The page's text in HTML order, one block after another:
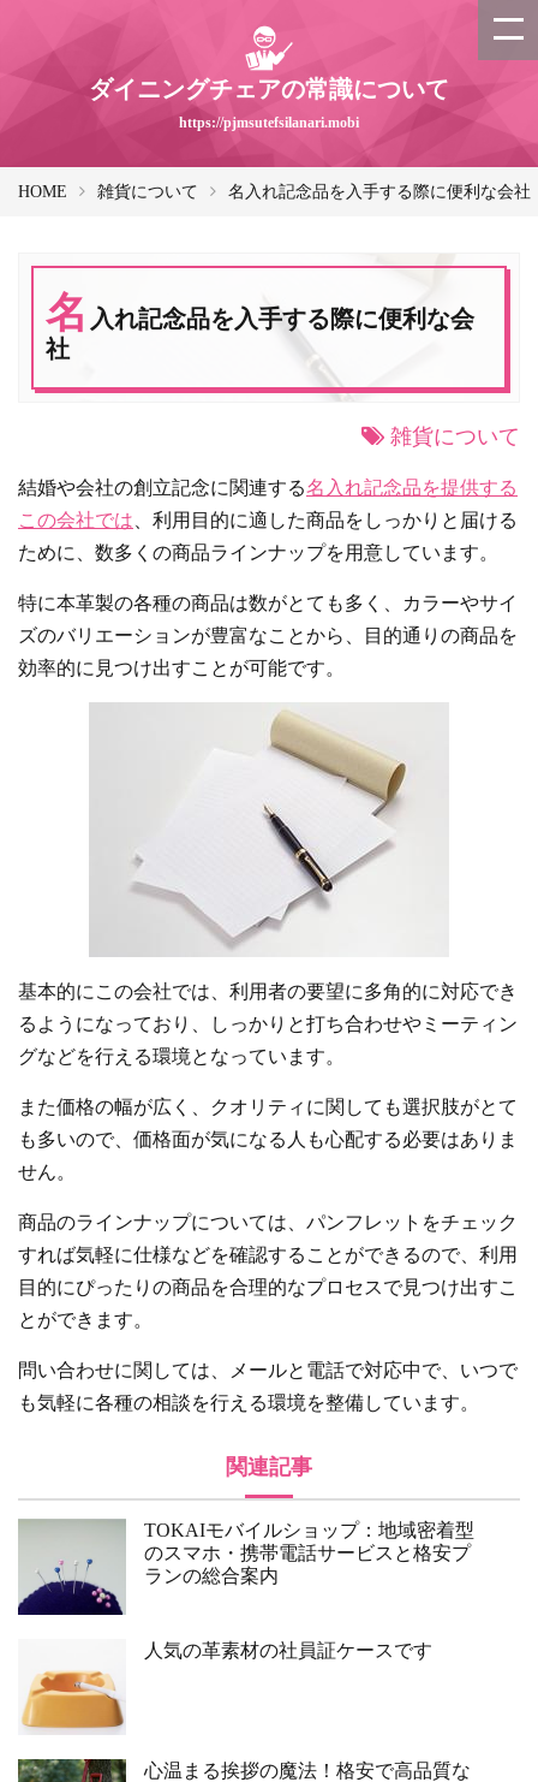
ダイニングチェアの常識について
https://pjmsutefsilanari.mobi
HOME 雑貨について 名入れ記念品を入手する際に便利な会社
名 入れ記念品を入手する際に便利な会
社
雑貨について
結婚や会社の創立記念に関連する名入れ記念品を提供する
この会社では 、利用目的に適した商品をしっかりと届ける
ために、数多くの商品ラインナップを用意しています。
特に本革製の各種の商品は数がとても多く、カラーやサイ
ズのバリエーションが豊富なことから、目的通りの商品を
効率的に見つけ出すことが可能です。
基本的にこの会社では、利用者の要望に多角的に対応でき
るようになっており、しっかりと打ち合わせやミーティン
グなどを行える環境となっています。
また価格の幅が広く、クオリティに関しても選択肢がとて
も多いので、価格面が気になる人も心配する必要はありま
せん。
商品のラインナップについては、パンフレットをチェック
すれば気軽に仕様などを確認することができるので、利用
目的にぴったりの商品を合理的なプロセスで見つけ出すこ
とができます。
問い合わせに関しては、メールと電話で対応中で、いつで
も気軽に各種の相談を行える環境を整備しています。
関連記事
TOKAIモバイルショップ：地域密着型
のスマホ・携帯電話サービスと格安プ
ランの総合案内
人気の革素材の社員証ケースです
心温まる挨拶の魔法！格安で高品質な